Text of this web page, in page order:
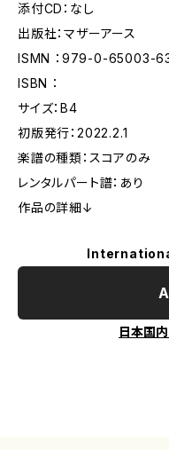
添付CD：なし
出版社：マザーアース
ISMN ：979-0-65003-
ISBN ：
サイズ：B4
初版発行：2022.2.1
楽譜の種類：スコアのみ
レンタルパート譜：あり
作品の詳細↓
日本国